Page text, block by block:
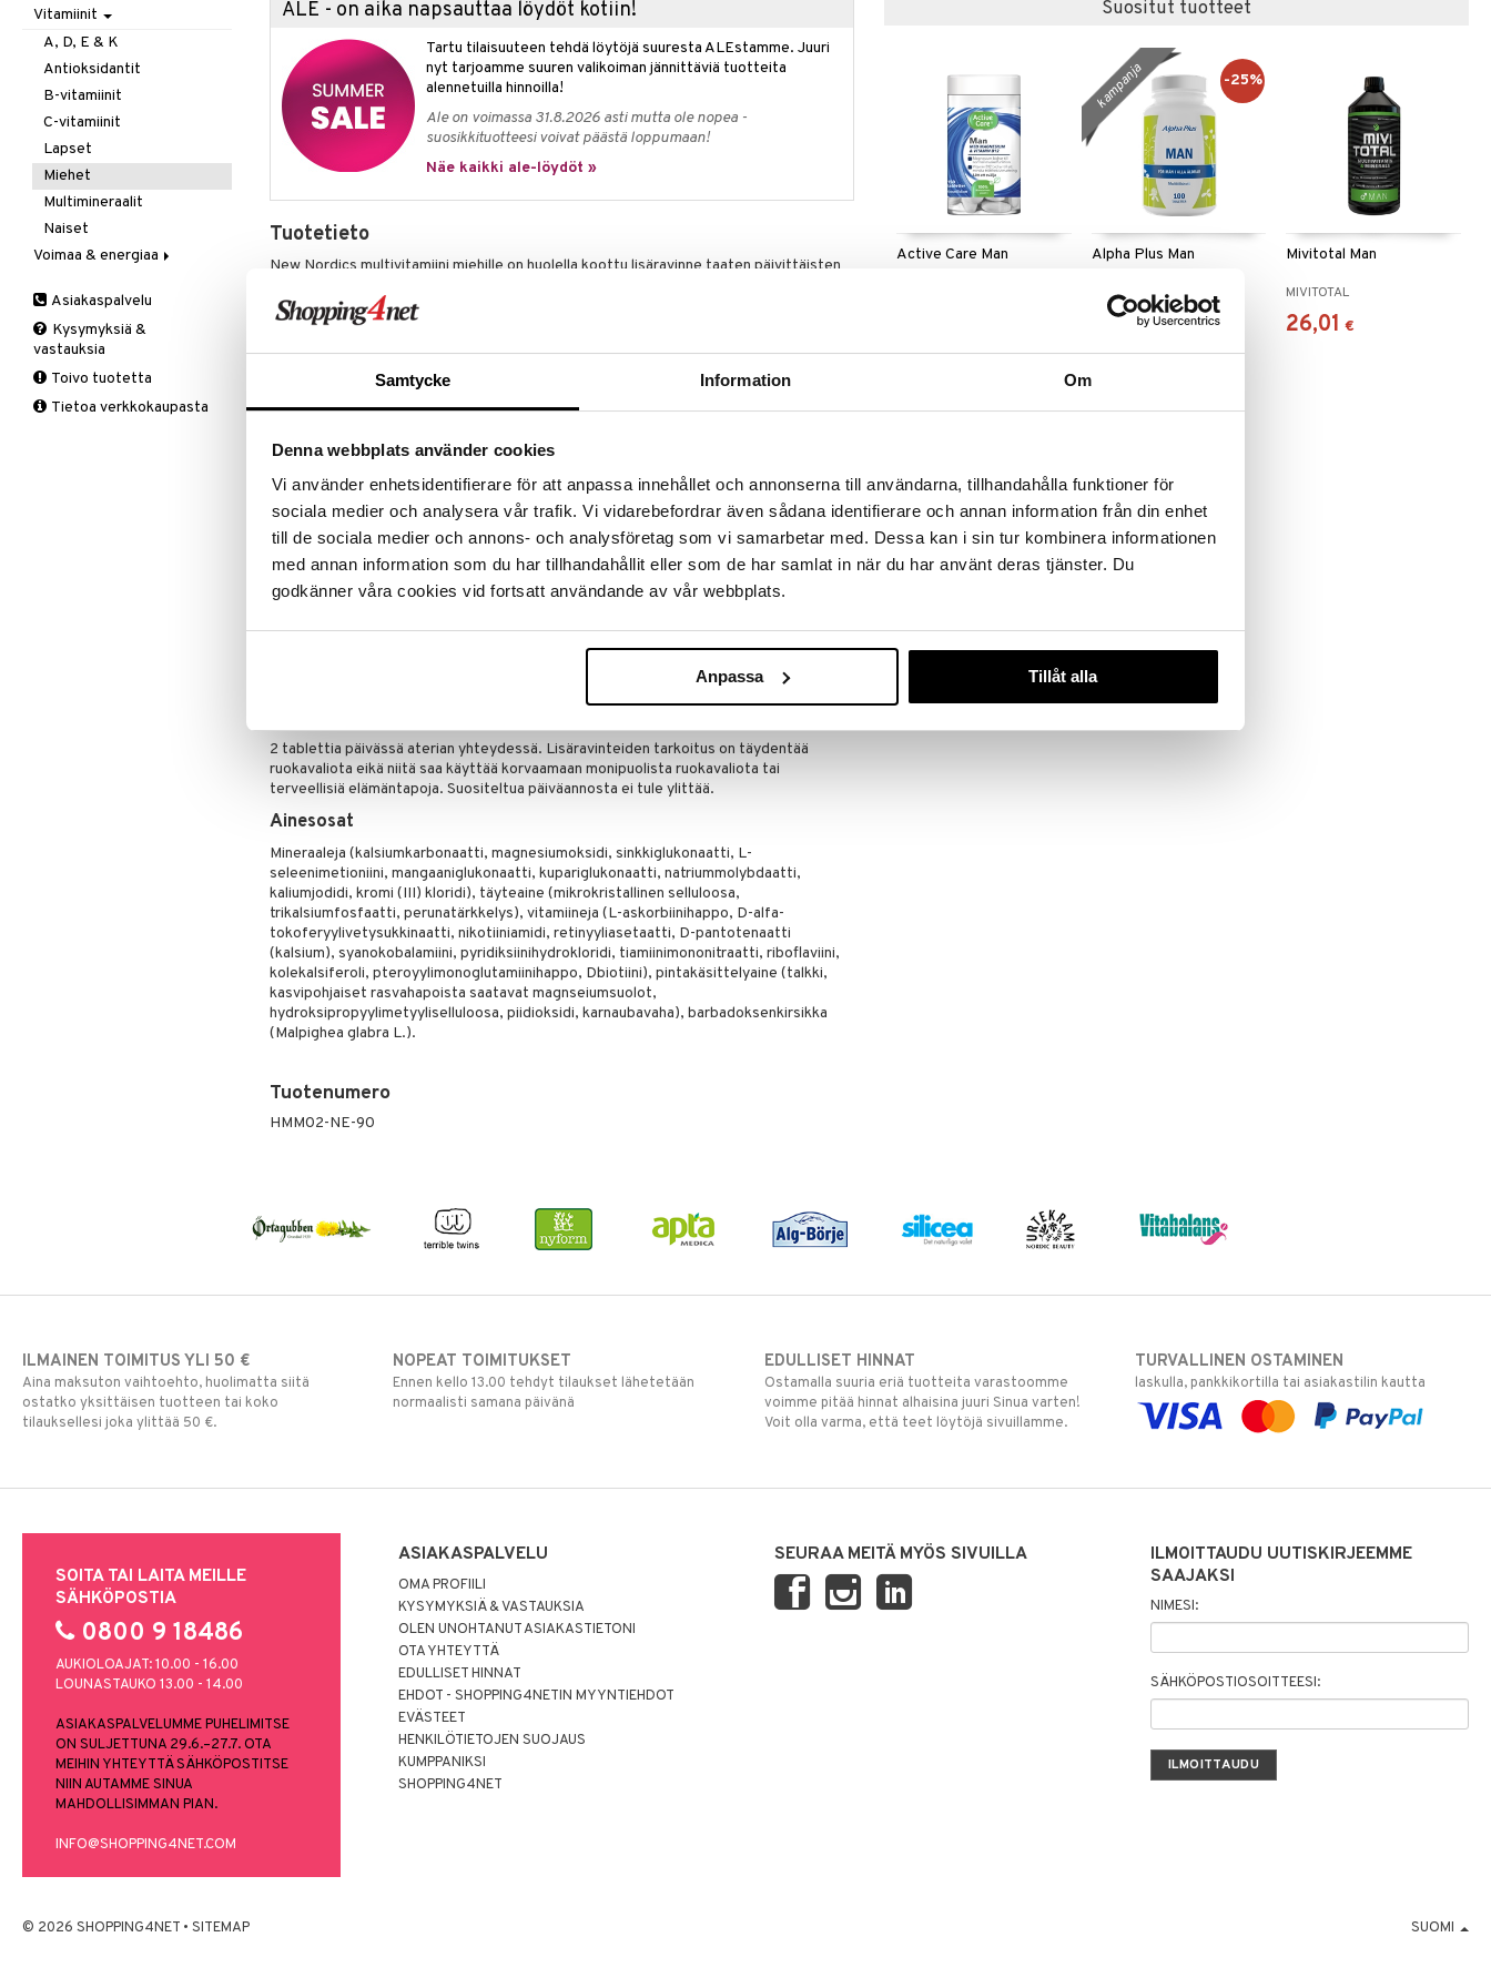
Samtycke Information Om
Denna webbplats använder cookies
Vi använder enhetsidentifierare för att anpassa innehållet och annonserna till användarna, tillhandahålla funktioner för
sociala medier och analysera vår trafik. Vi vidarebefordrar även sådana identifierare och annan information från din enhet
till de sociala medier och annons- och analysföretag som vi samarbetar med. Dessa kan i sin tur kombinera informationen
med annan information som du har tillhandahållit eller som de har samlat in när du har använt deras tjänster. Du
godkänner våra cookies vid fortsatt användande av vår webbplats.
Anpassa Tillåt alla
ALE - on aika napsauttaa löydöt kotiin!
Tartu tilaisuuteen tehdä löytöjä suuresta ALEstamme. Juuri
nyt tarjoamme suuren valikoiman jännittäviä tuotteita
alennetuilla hinnoilla!
Ale on voimassa 31.8.2026 asti mutta ole nopea -
suosikkituotteesi voivat päästä loppumaan!
Näe kaikki ale-löydöt »
Tuotetieto
New Nordics multivitamiini miehille on huolella koottu lisäravinne taaten päivittäisten
Sydämen- ja verisuonten hyvinvointi: Sisältää tiamiinia, joka edistää aivotoimintaa. C-
aineenvaihduntaa.
Immuunijärjestelmä: Sisältää A-, C-, D-, B6- ja B12-vitamiineja, folaattia, kuparia,
Henkiseen suorituskyky: Sisältää pantoneenihappoa, joka edistää henkistä
Energia-aineenvaihdunta ja väsymyksen tunteen väheneminen: Sisältää riboflaviinia,
niasiinia, pantoteenihappoa, B6-vitamiinia, B12-vitamiinia, C-vitamiinia, biotiinia, jodia
ja magnesiumia, jotka edistävät aineenvaihduntaa, vähentävät väysmystä ja
uupumusta.
Lihakset: Sisältää kalsiumia, kaliumia ja magnesiumia, jotka vaikuttavat normaaliin
lihastoimintaan.
Kognitiivinen toiminta: Sisältää jodia ja sinkkiä, jotka edistävät kognitiivista toimintaa.
2 tablettia päivässä aterian yhteydessä. Lisäravinteiden tarkoitus on täydentää
ruokavaliota eikä niitä saa käyttää korvaamaan monipuolista ruokavaliota tai
terveellisiä elämäntapoja. Suositeltua päiväannosta ei tule ylittää.
Ainesosat
Mineraaleja (kalsiumkarbonaatti, magnesiumoksidi, sinkkiglukonaatti, L-
seleenimetioniini, mangaaniglukonaatti, kupariglukonaatti, natriummolybdaatti,
kaliumjodidi, kromi (III) kloridi), täyteaine (mikrokristallinen selluloosa,
trikalsiumfosfaatti, perunatärkkelys), vitamiineja (L-askorbiinihappo, D-alfa-
tokoferyylivetysukkinaatti, nikotiiniamidi, retinyyliasetaatti, D-pantotenaatti
(kalsium), syanokobalamiini, pyridiksiinihydrokloridi, tiamiinimononitraatti, riboflaviini,
kolekalsiferoli, pteroyylimonoglutamiinihappo, Dbiotiini), pintakäsittelyaine (talkki,
kasvipohjaiset rasvahapoista saatavat magnseiumsuolot,
hydroksipropyylimetyyliselluloosa, piidioksidi, karnaubavaha), barbadoksenkirsikka
(Malpighea glabra L.).
Tuotenumero
HMM02-NE-90
Suositut tuotteet
Active Care Man Alpha Plus Man
ALPHA PLUS
11,92 € (15,90€)
kampanja -25%
Mivitotal Man
MIVITOTAL
26,01 €
17,98
Verisuonia vahvistavat
Kivunlievitys
Muuta
Valoterapia
Juomat
Kuidut
Puhdistus
Ruuansulatus
Suolisto
C-vitamiini
Estävä & helpottava
Korva & nenä & kurkku
Muut
Valkosipuli
Viruksiin
Yskään
Vitamiinit
A, D, E & K
Antioksidantit
B-vitamiinit
C-vitamiinit
Lapset
Miehet
Multimineraalit
Naiset
Voimaa & energiaa
Muut
Q-10
Schizandra
Suorituskyky
Asiakaspalvelu
Kysymyksiä &
vastauksia
Toivo tuotetta
Tietoa verkkokaupasta
ILMAINEN TOIMITUS YLI 50 €
Aina maksuton vaihtoehto, huolimatta siitä
ostatko yksittäisen tuotteen tai koko
tilauksellesi joka ylittää 50 €.
NOPEAT TOIMITUKSET
Ennen kello 13.00 tehdyt tilaukset lähetetään
normaalisti samana päivänä
EDULLISET HINNAT
Ostamalla suuria eriä tuotteita varastoomme
voimme pitää hinnat alhaisina juuri Sinua varten!
Voit olla varma, että teet löytöjä sivuillamme.
TURVALLINEN OSTAMINEN
laskulla, pankkikortilla tai asiakastilin kautta
SOITA TAI LAITA MEILLE
SÄHKÖPOSTIA
0800 9 18486
AUKIOLOAJAT: 10.00 - 16.00
LOUNASTAUKO 13.00 - 14.00
ASIAKASPALVELUMME PUHELIMITSE
ON SULJETTUNA 29.6.–27.7. OTA
MEIHIN YHTEYTTÄ SÄHKÖPOSTITSE
NIIN AUTAMME SINUA
MAHDOLLISIMMAN PIAN.
INFO@SHOPPING4NET.COM
ASIAKASPALVELU
OMA PROFIILI
KYSYMYKSIÄ & VASTAUKSIA
OLEN UNOHTANUT ASIAKASTIETONI
OTA YHTEYTTÄ
EDULLISET HINNAT
EHDOT - SHOPPING4NETIN MYYNTIEHDOT
EVÄSTEET
HENKILÖTIETOJEN SUOJAUS
KUMPPANIKSI
SHOPPING4NET
SEURAA MEITÄ MYÖS SIVUILLA
ILMOITTAUDU UUTISKIRJEEMME
SAAJAKSI
NIMESI:
SÄHKÖPOSTIOSOITTEESI:
© 2026 SHOPPING4NET • SITEMAP SUOMI